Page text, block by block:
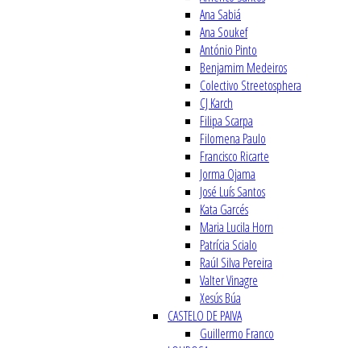
Ana Sabiá
Ana Soukef
António Pinto
Benjamim Medeiros
Colectivo Streetosphera
CJ Karch
Filipa Scarpa
Filomena Paulo
Francisco Ricarte
Jorma Ojama
José Luís Santos
Kata Garcés
Maria Lucila Horn
Patrícia Scialo
Raúl Silva Pereira
Valter Vinagre
Xesús Búa
CASTELO DE PAIVA
Guillermo Franco